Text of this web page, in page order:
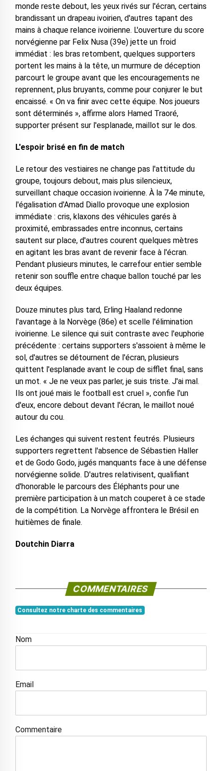
monde reste debout, les yeux rivés sur l'écran, certains
brandissant un drapeau ivoirien, d'autres tapant des
mains à chaque relance ivoirienne. L'ouverture du score
norvégienne par Felix Nusa (39e) jette un froid
immédiat : les bras retombent, quelques supporters
portent les mains à la tête, un murmure de déception
parcourt le groupe avant que les encouragements ne
reprennent, plus bruyants, comme pour conjurer le but
encaissé. « On va finir avec cette équipe. Nos joueurs
sont déterminés », affirme alors Hamed Traoré,
supporter présent sur l'esplanade, maillot sur le dos.
L'espoir brisé en fin de match
Le retour des vestiaires ne change pas l'attitude du
groupe, toujours debout, mais plus silencieux,
surveillant chaque occasion ivoirienne. À la 74e minute,
l'égalisation d'Amad Diallo provoque une explosion
immédiate : cris, klaxons des véhicules garés à
proximité, embrassades entre inconnus, certains
sautent sur place, d'autres courent quelques mètres
en agitant les bras avant de revenir face à l'écran.
Pendant plusieurs minutes, le carrefour entier semble
retenir son souffle entre chaque ballon touché par les
deux équipes.
Douze minutes plus tard, Erling Haaland redonne
l'avantage à la Norvège (86e) et scelle l'élimination
ivoirienne. Le silence qui suit contraste avec l'euphorie
précédente : certains supporters s'assoient à même le
sol, d'autres se détournent de l'écran, plusieurs
quittent l'esplanade avant le coup de sifflet final, sans
un mot. « Je ne veux pas parler, je suis triste. J'ai mal.
Ils ont joué mais le football est cruel », confie l'un
d'eux, encore debout devant l'écran, le maillot noué
autour du cou.
Les échanges qui suivent restent feutrés. Plusieurs
supporters regrettent l'absence de Sébastien Haller
et de Godo Godo, jugés manquants face à une défense
norvégienne solide. D'autres relativisent, qualifiant
d'honorable le parcours des Éléphants pour une
première participation à un match couperet à ce stade
de la compétition. La Norvège affrontera le Brésil en
huitièmes de finale.
Doutchin Diarra
COMMENTAIRES
Consultez notre charte des commentaires
Nom
Email
Commentaire